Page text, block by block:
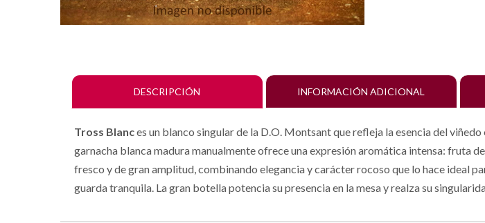
DESCRIPCIÓN INFORMACIÓN ADICIONAL
Tross Blances un blanco singular de la D.O. Montsant que refleja la esencia del
garnacha blanca madura manualmente ofrece una expresión aromática intensa: fruta
fresco y de gran amplitud, combinando elegancia y carácter rocoso que lo hace ideal
guarda tranquila. La gran botella potencia su presencia en la mesa y realza su